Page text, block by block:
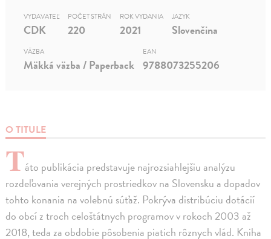
O TITULE
Táto publikácia predstavuje najrozsiahlejšiu analýzu
rozdeľovania verejných prostriedkov na Slovensku a dopadov
tohto konania na volebnú súťaž. Pokrýva distribúciu dotácií
do obcí z troch celoštátnych programov v rokoch 2003 až
2018, teda za obdobie pôsobenia piatich rôznych vlád. Kniha
VYDAVATEĽ
CDK
POČET STRÁN
220
ROK VYDANIA
2021
JAZYK
Slovenčina
VÄZBA
Mäkká väzba / Paperback
EAN
9788073255206